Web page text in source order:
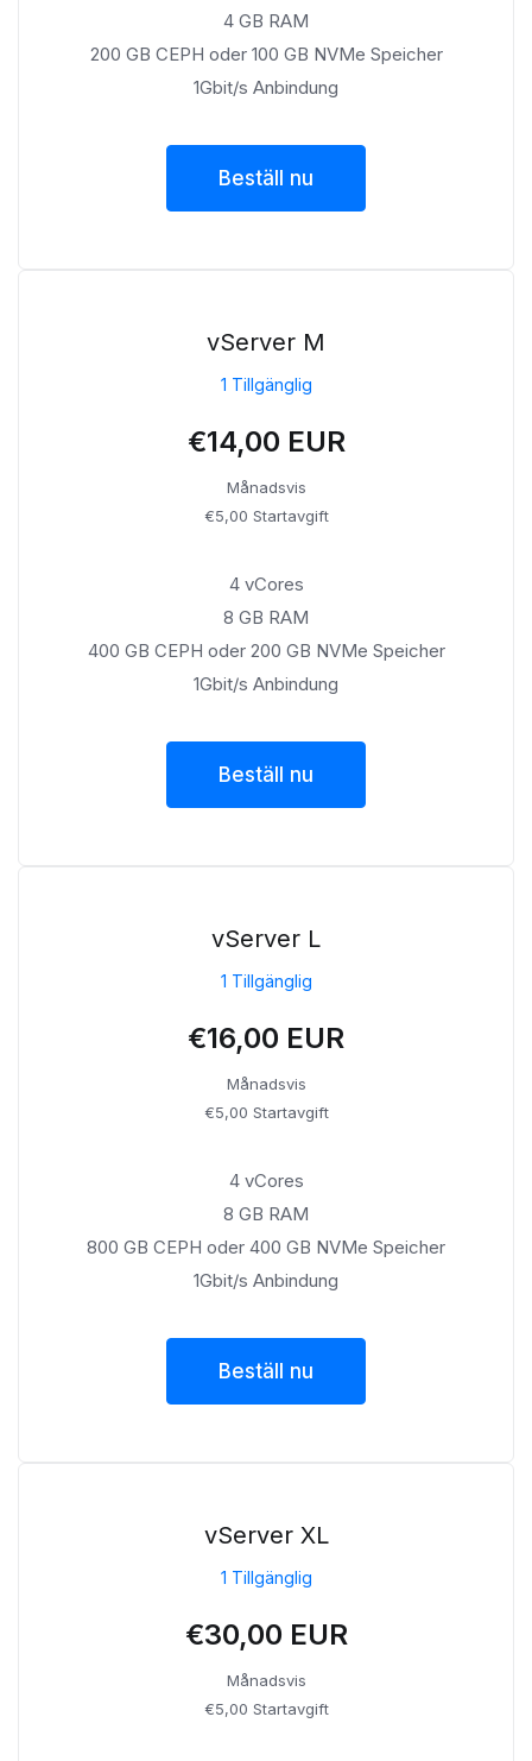
4 GB RAM
200 GB CEPH oder 100 GB NVMe Speicher
1Gbit/s Anbindung
Beställ nu
vServer M
1 Tillgänglig
€14,00 EUR
Månadsvis
€5,00 Startavgift
4 vCores
8 GB RAM
400 GB CEPH oder 200 GB NVMe Speicher
1Gbit/s Anbindung
Beställ nu
vServer L
1 Tillgänglig
€16,00 EUR
Månadsvis
€5,00 Startavgift
4 vCores
8 GB RAM
800 GB CEPH oder 400 GB NVMe Speicher
1Gbit/s Anbindung
Beställ nu
vServer XL
1 Tillgänglig
€30,00 EUR
Månadsvis
€5,00 Startavgift